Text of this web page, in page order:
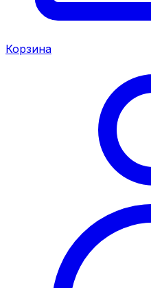
Корзина